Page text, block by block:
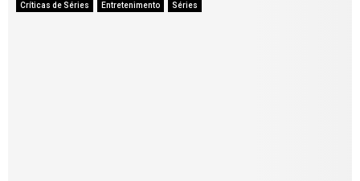
Críticas de Séries Entretenimento Séries